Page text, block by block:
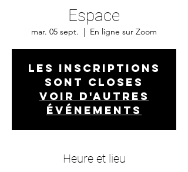
Espace
mar. 05 sept.
  |
En ligne sur Zoom
Les inscriptions
sont closes
Voir d'autres
événements
Heure et lieu